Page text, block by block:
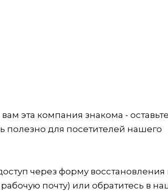
эта компания знакома -
полезно для посетителей нашего
через форму восстановления
почту) или обратитесь в